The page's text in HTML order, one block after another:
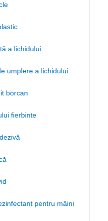
a lichidului
umplere a lichidului
borcan
fierbinte
pentru mâini